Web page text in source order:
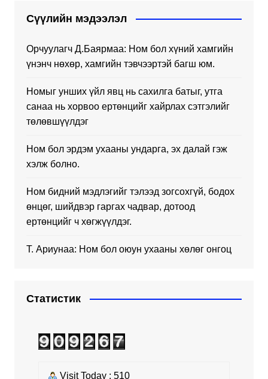
Сүүлийн мэдээлэл
Орчуулагч Д.Баярмаа: Ном бол хүний хамгийн
үнэнч нөхөр, хамгийн тэвчээртэй багш юм.
Номыг унших үйл явц нь сахилга батыг, утга
санаа нь хорвоо ертөнцийг хайрлах сэтгэлийг
төлөвшүүлдэг
Ном бол эрдэм ухааны ундарга, эх далай гэж
хэлж болно.
Ном бидний мэдлэгийг тэлээд зогсохгүй, бодох
өнцөг, шийдвэр гаргах чадвар, дотоод
ертөнцийг ч хөгжүүлдэг.
Т. Ариунаа: Ном бол оюун ухааны хөлөг онгоц
Статистик
Visit Today : 510